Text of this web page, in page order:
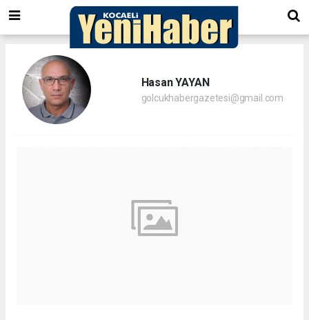
Hasan YAYAN
golcukhabergazetesi@gmail.com